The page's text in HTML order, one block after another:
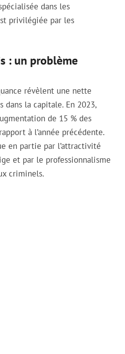
dans les
privilégiée par les
: un problème
révèlent une nette
dans la capitale. En 2023,
de 15 % des
à l’année précédente.
en partie par l’attractivité
et par le professionnalisme
criminels.